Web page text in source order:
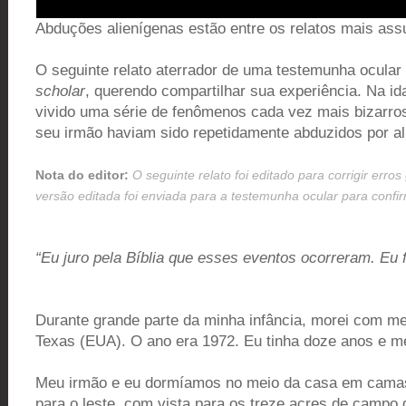
Abduções alienígenas estão entre os relatos mais
O seguinte relato aterrador de uma testemunha
scholar, querendo compartilhar sua experiência. Na
vivido uma série de fenômenos cada vez mais
seu irmão haviam sido repetidamente abduzidos por
O seguinte relato foi editado para corrigir
versão editada foi enviada para a testemunha ocular para
“Eu juro pela Bíblia que esses eventos ocorreram.
Durante grande parte da minha infância, morei com
Texas (EUA). O ano era 1972. Eu tinha doze anos e
Meu irmão e eu dormíamos no meio da casa em